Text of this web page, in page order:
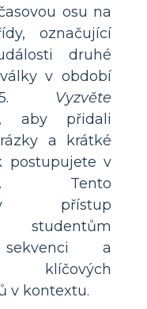
osu na
označující
druhé
v období
Vyzvěte
aby přidali
a krátké
postupujete v
Tento
přístup
studentům
a
klíčových
v kontextu.